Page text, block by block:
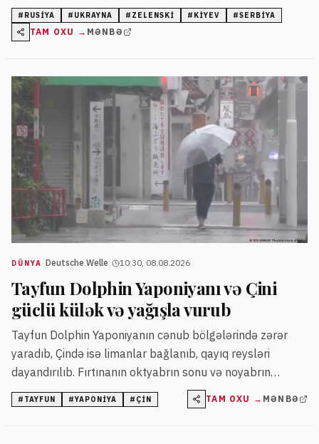
ilə yaxın əlaqələri olan Serbiyaya rəsmi səfərindən sonra
baş verib.
# RUSIYA # UKRAYNA # ZELENSKI # KIYEV #SERBIYA
TAM OXU → MƏNBƏ
DÜNYA Deutsche Welle 10:30, 08.08.2026
Tayfun Dolphin Yaponiyanı və Çini
güclü külək və yağışla vurub
Tayfun Dolphin Yaponiyanın cənub bölgələrində zərər
yaradıb, Çində isə limanlar bağlanıb, qayıq reysləri
dayandırılıb. Fırtınanın oktyabrın sonu və noyabrın
əvvəlində Çin sahillərinə çatması gözlənilir.
# TAYFUN #YAPONIYA # ÇIN TAM OXU → MƏNBƏ